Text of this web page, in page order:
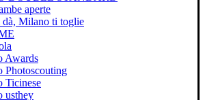
aperte
Milano ti toglie
Awards
Photoscouting
Ticinese
usthey